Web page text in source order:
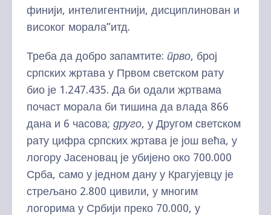
финији, интелигентнији, дисциплинован и
високог морала”итд.
Треба да добро запамтите: прво, број
српских жртава у Првом светском рату
био је 1.247.435. Да би одали жртвама
почаст морала би тишина да влада 866
дана и 6 часова; друго, у Другом светском
рату цифра српских жртава је још већа, у
логору Јасеновац је убијено око 700.000
Срба, само у једном дану у Крагујевцу је
стрељано 2.800 цивили, у многим
логорима у Србији преко 70.000, у